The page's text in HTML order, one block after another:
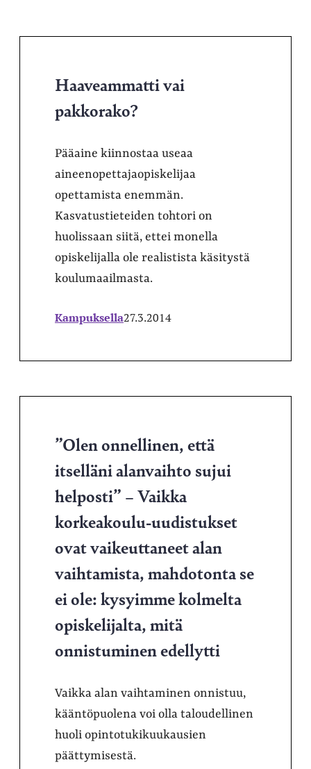
Haaveammatti vai
pakkorako?
Pääaine kiinnostaa useaa
aineenopettajaopiskelijaa
opettamista enemmän.
Kasvatustieteiden tohtori on
huolissaan siitä, ettei monella
opiskelijalla ole realistista käsitystä
koulumaailmasta.
Kampuksella27.3.2014
”Olen onnellinen, että
itselläni alanvaihto sujui
helposti” – Vaikka
korkeakoulu-uudistukset
ovat vaikeuttaneet alan
vaihtamista, mahdotonta se
ei ole: kysyimme kolmelta
opiskelijalta, mitä
onnistuminen edellytti
Vaikka alan vaihtaminen onnistuu,
kääntöpuolena voi olla taloudellinen
huoli opintotukikuukausien
päättymisestä.